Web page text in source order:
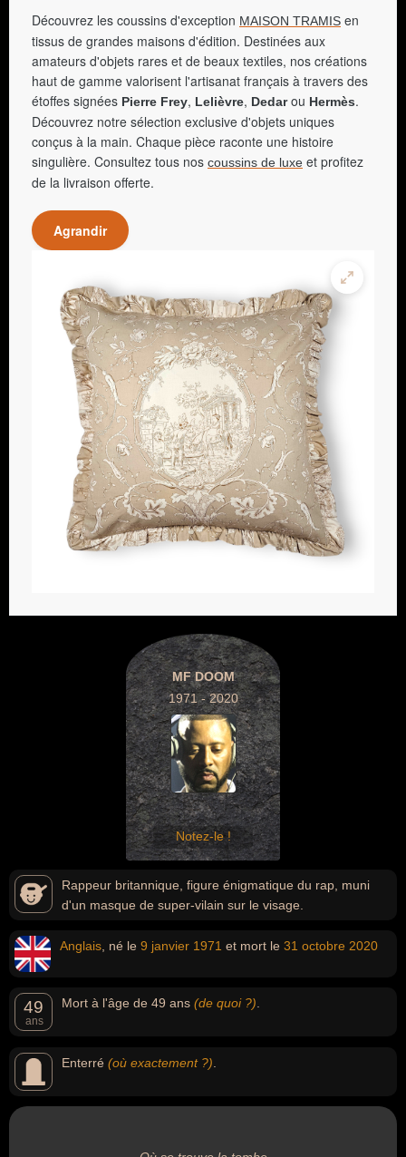
Découvrez les coussins d'exception MAISON TRAMIS en
tissus de grandes maisons d'édition. Destinées aux
amateurs d'objets rares et de beaux textiles, nos créations
haut de gamme valorisent l'artisanat français à travers des
étoffes signées Pierre Frey, Lelièvre, Dedarou Hermès.
Découvrez notre sélection exclusive d'objets uniques
conçus à la main. Chaque pièce raconte une histoire
singulière. Consultez tous nos coussins de luxe et profitez
de la livraison offerte.
Agrandir
MF DOOM
1971 - 2020
Notez-le !
Rappeur britannique, figure énigmatique du rap, muni
d'un masque de super-vilain sur le visage.
Anglais , né le 9 janvier 1971 et mort le 31 octobre 2020
49
ans
Mort à l'âge de 49 ans (de quoi ?)
Enterré (où exactement ?)